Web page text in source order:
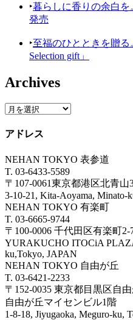
‣暮らしに香りの余白
発売
‣至福のひとときを贈
Selection gift」
Archives
アドレス
NEHAN TOKYO 表参道
T. 03-6433-5589
〒107-0061東京都港区北青山
3-10-21, Kita-Aoyama,
NEHAN TOKYO 有楽町
T. 03-6665-9744
〒100-0006 千代田区有楽町
YURAKUCHO ITOCiA
ku,Tokyo, JAPAN
NEHAN TOKYO 自由が丘
T. 03-6421-2233
〒152-0035 東京都目黒区自
自由が丘マイセンビル1階
1-8-18, Jiyugaoka, Meguro-